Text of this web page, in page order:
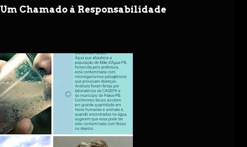
Chamado à Responsabilidade